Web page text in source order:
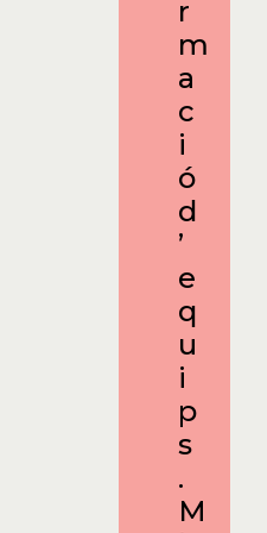
r
m
a
c
i
ó
d
’
e
q
u
i
p
s
.
M